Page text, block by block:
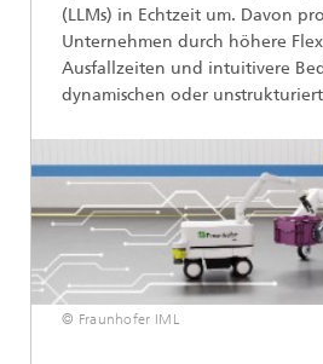
(LLMs) in Echtzeit um. Davon
Unternehmen durch höhere
Ausfallzeiten und intuitivere
dynamischen oder
© Fraunhofer IML